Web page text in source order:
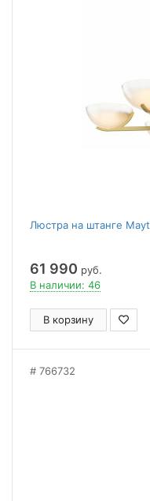
Люстра на штанге
61 990 руб.
В наличии: 46
В корзину
766732